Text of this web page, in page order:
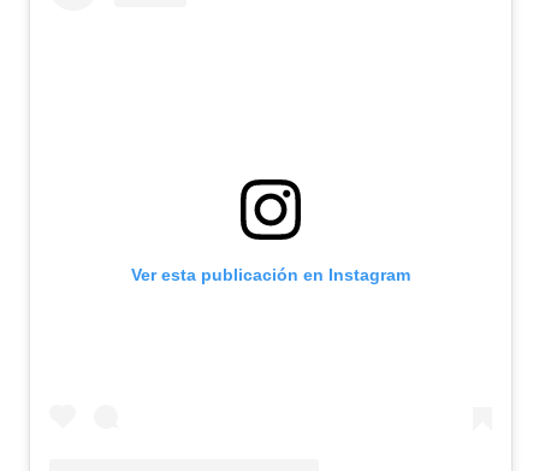
Ver esta publicación en Instagram